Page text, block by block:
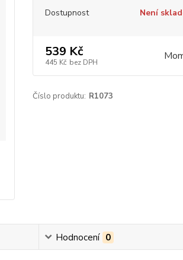
Dostupnost Není
539 Kč
445 Kč bez DPH
Číslo produktu: R1073
Hodnocení 0